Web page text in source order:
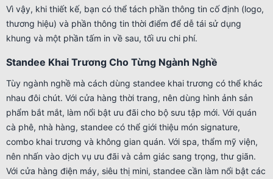
Vì vậy, khi thiết kế, bạn có thể tách phần thông tin cố định (logo,
thương hiệu) và phần thông tin thời điểm để dễ tái sử dụng
khung và một phần tấm in về sau, tối ưu chi phí.
Standee Khai Trương Cho Từng Ngành Nghề
Tùy ngành nghề mà cách dùng standee khai trương có thể khác
nhau đôi chút. Với cửa hàng thời trang, nên dùng hình ảnh sản
phẩm bắt mắt, làm nổi bật ưu đãi cho bộ sưu tập mới. Với quán
cà phê, nhà hàng, standee có thể giới thiệu món signature,
combo khai trương và không gian quán. Với spa, thẩm mỹ viện,
nên nhấn vào dịch vụ ưu đãi và cảm giác sang trọng, thư giãn.
Với cửa hàng điện máy, siêu thị mini, standee cần làm nổi bật các